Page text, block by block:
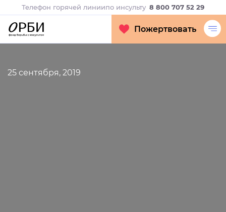
Телефон горячей линиипо инсульту 8 800 707 52 29
Пожертвовать
25 сентября, 2019